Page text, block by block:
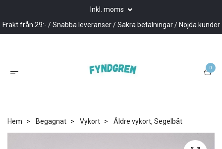
Inkl. moms
Frakt från 29:- / Snabba leveranser / Säkra betalningar / Nöjda kunder
0
Hem Begagnat Vykort Äldre vykort, Segelbåt